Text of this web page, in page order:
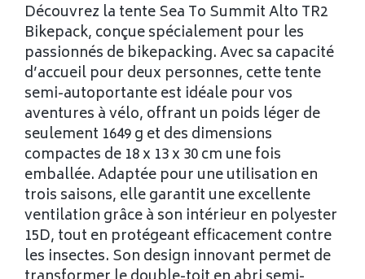
Découvrez la tente Sea To Summit Alto TR2
Bikepack, conçue spécialement pour les
passionnés de bikepacking. Avec sa capacité
d’accueil pour deux personnes, cette tente
semi-autoportante est idéale pour vos
aventures à vélo, offrant un poids léger de
seulement 1649 g et des dimensions
compactes de 18 x 13 x 30 cm une fois
emballée. Adaptée pour une utilisation en
trois saisons, elle garantit une excellente
ventilation grâce à son intérieur en polyester
15D, tout en protégeant efficacement contre
les insectes. Son design innovant permet de